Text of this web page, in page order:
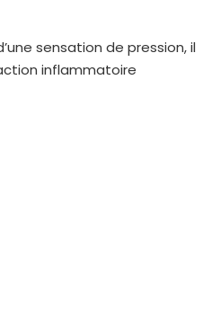
sensation de pression, il
inflammatoire